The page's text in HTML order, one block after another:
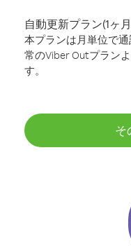
自動更新プラン(1ヶ
本プランは月単位で
常のViber Outプラン
す。
そ